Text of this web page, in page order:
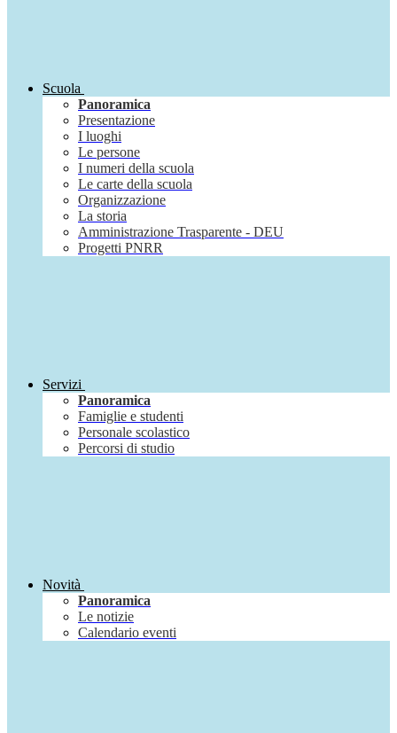
Scuola
Panoramica
Presentazione
I luoghi
Le persone
I numeri della scuola
Le carte della scuola
Organizzazione
La storia
Amministrazione Trasparente - DEU
Progetti PNRR
Servizi
Panoramica
Famiglie e studenti
Personale scolastico
Percorsi di studio
Novità
Panoramica
Le notizie
Calendario eventi